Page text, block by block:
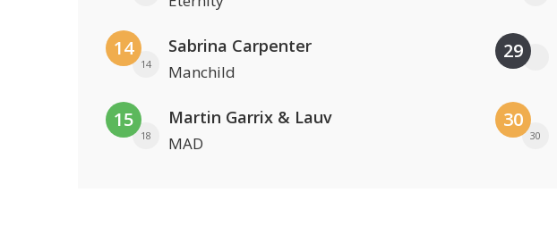
14
14
Sabrina Carpenter
Manchild
15
18
Martin Garrix & Lauv
MAD
29
30
30